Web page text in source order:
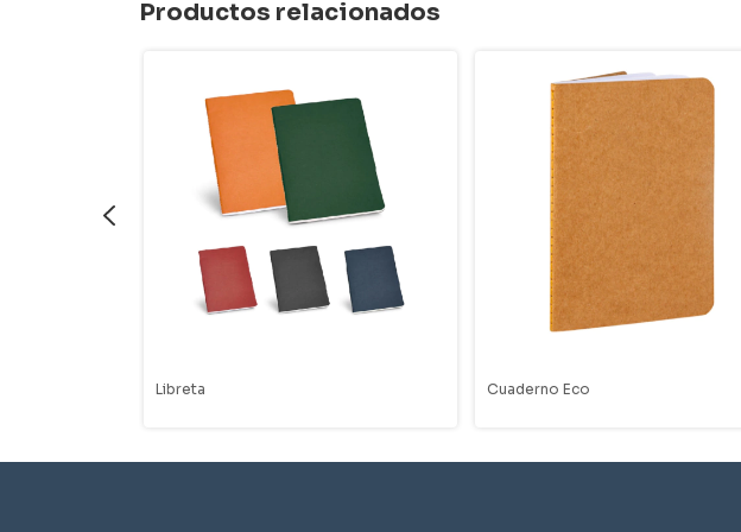
Productos relacionados
Libreta Cuaderno Eco